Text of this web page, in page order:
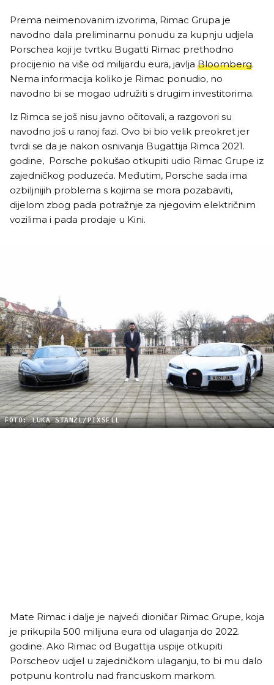
Prema neimenovanim izvorima, Rimac Grupa je
navodno dala preliminarnu ponudu za kupnju udjela
Porschea koji je tvrtku Bugatti Rimac prethodno
procijenio na više od milijardu eura, javlja Bloomberg.
Nema informacija koliko je Rimac ponudio, no
navodno bi se mogao udružiti s drugim investitorima.
Iz Rimca se još nisu javno očitovali, a razgovori su
navodno još u ranoj fazi. Ovo bi bio velik preokret jer
tvrdi se da je nakon osnivanja Bugattija Rimca 2021.
godine, Porsche pokušao otkupiti udio Rimac Grupe iz
zajedničkog poduzeća. Međutim, Porsche sada ima
ozbiljnijih problema s kojima se mora pozabaviti,
dijelom zbog pada potražnje za njegovim električnim
vozilima i pada prodaje u Kini.
FOTO: LUKA STANZL/PIXSELL
Mate Rimac i dalje je najveći dioničar Rimac Grupe, koja
je prikupila 500 milijuna eura od ulaganja do 2022.
godine. Ako Rimac od Bugattija uspije otkupiti
Porscheov udjel u zajedničkom ulaganju, to bi mu dalo
potpunu kontrolu nad francuskom markom.